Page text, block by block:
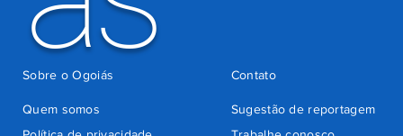
Quem somos
Sugestão de reportagem
Contato
Sobre o Ogoiás